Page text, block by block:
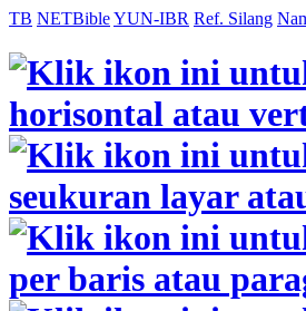
TB NETBibleYUN-IBR Ref. Silang